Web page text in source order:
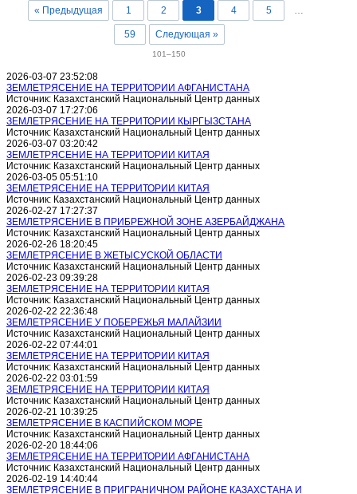
« Предыдущая 1 2 3 4 5 …
59 Следующая »
101–150
2026-03-07 23:52:08
ЗЕМЛЕТРЯСЕНИЕ НА ТЕРРИТОРИИ АФГАНИСТАНА
Источник: Казахстанский Национальный Центр данных
2026-03-07 17:27:06
ЗЕМЛЕТРЯСЕНИЕ НА ТЕРРИТОРИИ КЫРГЫЗСТАНА
Источник: Казахстанский Национальный Центр данных
2026-03-07 03:20:42
ЗЕМЛЕТРЯСЕНИЕ НА ТЕРРИТОРИИ КИТАЯ
Источник: Казахстанский Национальный Центр данных
2026-03-05 05:51:10
ЗЕМЛЕТРЯСЕНИЕ НА ТЕРРИТОРИИ КИТАЯ
Источник: Казахстанский Национальный Центр данных
2026-02-27 17:27:37
ЗЕМЛЕТРЯСЕНИЕ В ПРИБРЕЖНОЙ ЗОНЕ АЗЕРБАЙДЖАНА
Источник: Казахстанский Национальный Центр данных
2026-02-26 18:20:45
ЗЕМЛЕТРЯСЕНИЕ В ЖЕТЫСУСКОЙ ОБЛАСТИ
Источник: Казахстанский Национальный Центр данных
2026-02-23 09:39:28
ЗЕМЛЕТРЯСЕНИЕ НА ТЕРРИТОРИИ КИТАЯ
Источник: Казахстанский Национальный Центр данных
2026-02-22 22:36:48
ЗЕМЛЕТРЯСЕНИЕ У ПОБЕРЕЖЬЯ МАЛАЙЗИИ
Источник: Казахстанский Национальный Центр данных
2026-02-22 07:44:01
ЗЕМЛЕТРЯСЕНИЕ НА ТЕРРИТОРИИ КИТАЯ
Источник: Казахстанский Национальный Центр данных
2026-02-22 03:01:59
ЗЕМЛЕТРЯСЕНИЕ НА ТЕРРИТОРИИ КИТАЯ
Источник: Казахстанский Национальный Центр данных
2026-02-21 10:39:25
ЗЕМЛЕТРЯСЕНИЕ В КАСПИЙСКОМ МОРЕ
Источник: Казахстанский Национальный Центр данных
2026-02-20 18:44:06
ЗЕМЛЕТРЯСЕНИЕ НА ТЕРРИТОРИИ АФГАНИСТАНА
Источник: Казахстанский Национальный Центр данных
2026-02-19 14:40:44
ЗЕМЛЕТРЯСЕНИЕ В ПРИГРАНИЧНОМ РАЙОНЕ КАЗАХСТАНА И